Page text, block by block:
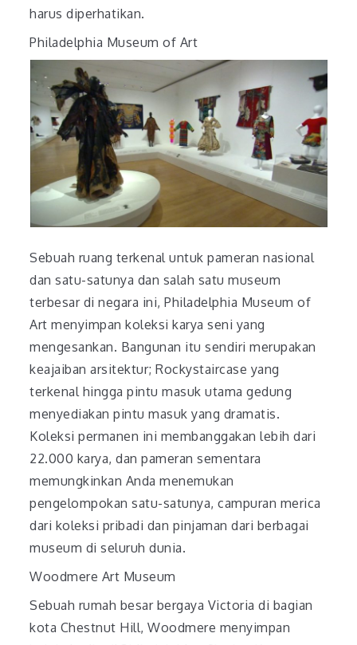
harus diperhatikan.
Philadelphia Museum of Art
Sebuah ruang terkenal untuk pameran nasional
dan satu-satunya dan salah satu museum
terbesar di negara ini, Philadelphia Museum of
Art menyimpan koleksi karya seni yang
mengesankan. Bangunan itu sendiri merupakan
keajaiban arsitektur; Rockystaircase yang
terkenal hingga pintu masuk utama gedung
menyediakan pintu masuk yang dramatis.
Koleksi permanen ini membanggakan lebih dari
22.000 karya, dan pameran sementara
memungkinkan Anda menemukan
pengelompokan satu-satunya, campuran merica
dari koleksi pribadi dan pinjaman dari berbagai
museum di seluruh dunia.
Woodmere Art Museum
Sebuah rumah besar bergaya Victoria di bagian
kota Chestnut Hill, Woodmere menyimpan